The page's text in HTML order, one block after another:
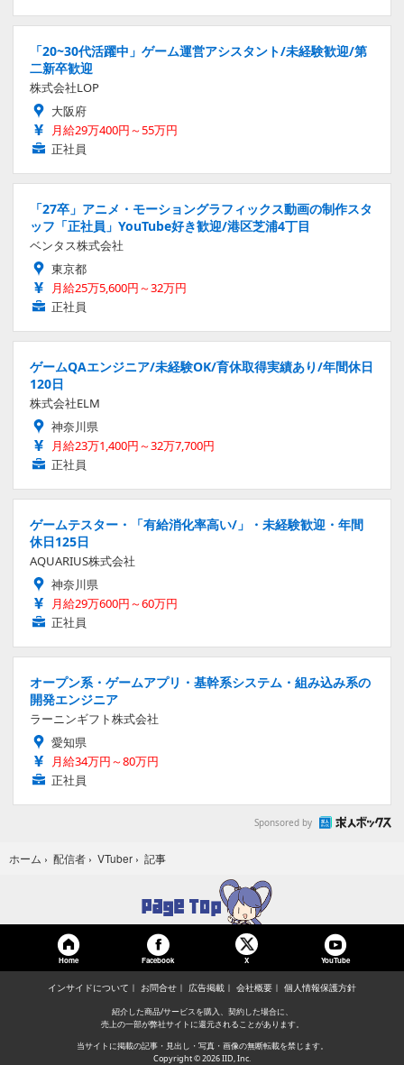
「20~30代活躍中」ゲーム運営アシスタント/未経験歓迎/第
二新卒歓迎
株式会社LOP
大阪府
月給29万400円～55万円
正社員
「27卒」アニメ・モーショングラフィックス動画の制作スタ
ッフ「正社員」YouTube好き歓迎/港区芝浦4丁目
ベンタス株式会社
東京都
月給25万5,600円～32万円
正社員
ゲームQAエンジニア/未経験OK/育休取得実績あり/年間休日
120日
株式会社ELM
神奈川県
月給23万1,400円～32万7,700円
正社員
ゲームテスター・「有給消化率高い/」・未経験歓迎・年間
休日125日
AQUARIUS株式会社
神奈川県
月給29万600円～60万円
正社員
オープン系・ゲームアプリ・基幹系システム・組み込み系の
開発エンジニア
ラーニンギフト株式会社
愛知県
月給34万円～80万円
正社員
Sponsored by
ホーム › 配信者 › VTuber › 記事
Home Facebook X YouTube
インサイドについて お問合せ 広告掲載 会社概要 個人情報保護方針
紹介した商品/サービスを購入、契約した場合に、
売上の一部が弊社サイトに還元されることがあります。
当サイトに掲載の記事・見出し・写真・画像の無断転載を禁じます。
Copyright © 2026 IID, Inc.